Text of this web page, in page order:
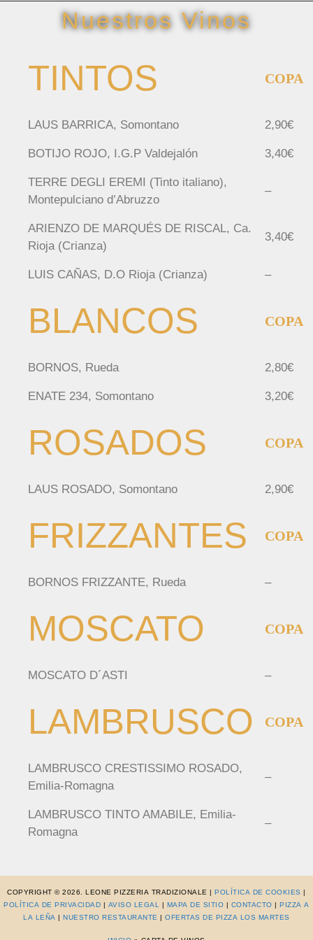
Nuestros Vinos
TINTOS COPA
LAUS BARRICA, Somontano 2,90€
BOTIJO ROJO, I.G.P Valdejalón 3,40€
TERRE DEGLI EREMI (Tinto italiano),
Montepulciano d’Abruzzo
–
ARIENZO DE MARQUÉS DE RISCAL, Ca.
Rioja (Crianza)
3,40€
LUIS CAÑAS, D.O Rioja (Crianza) –
BLANCOS COPA
BORNOS, Rueda 2,80€
ENATE 234, Somontano 3,20€
ROSADOS COPA
LAUS ROSADO, Somontano 2,90€
FRIZZANTES COPA
BORNOS FRIZZANTE, Rueda –
MOSCATO COPA
MOSCATO D´ASTI –
LAMBRUSCO COPA
LAMBRUSCO CRESTISSIMO ROSADO,
Emilia-Romagna
–
LAMBRUSCO TINTO AMABILE, Emilia-
Romagna
–
COPYRIGHT © 2026. LEONE PIZZERIA TRADIZIONALE | POLÍTICA DE COOKIES |
POLÍTICA DE PRIVACIDAD | AVISO LEGAL | MAPA DE SITIO | CONTACTO |PIZZA A
LA LEÑA |NUESTRO RESTAURANTE |OFERTAS DE PIZZA LOS MARTES